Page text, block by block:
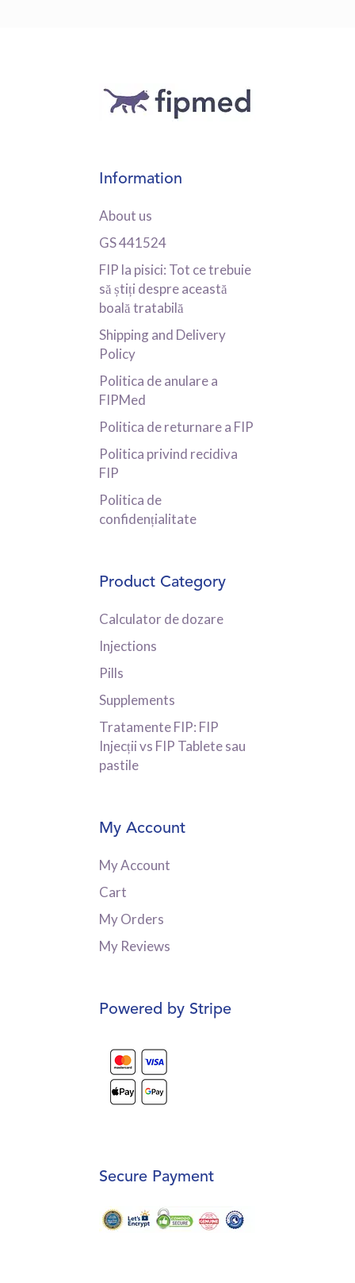
Information
About us
GS 441524
FIP la pisici: Tot ce trebuie
să știți despre această
boală tratabilă
Shipping and Delivery
Policy
Politica de anulare a
FIPMed
Politica de returnare a FIP
Politica privind recidiva
FIP
Politica de
confidențialitate
Product Category
Calculator de dozare
Injections
Pills
Supplements
Tratamente FIP: FIP
Injecții vs FIP Tablete sau
pastile
My Account
My Account
Cart
My Orders
My Reviews
Powered by Stripe
Secure Payment